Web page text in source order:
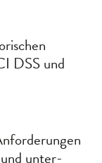
DSS und
unter­